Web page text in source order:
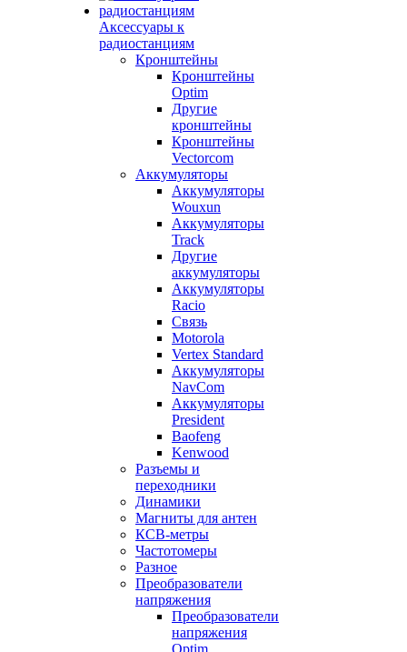
Аксессуары к
радиостанциям
Кронштейны
Кронштейны
Optim
Другие
кронштейны
Кронштейны
Vectorcom
Аккумуляторы
Аккумуляторы
Wouxun
Аккумуляторы
Track
Другие
аккумуляторы
Аккумуляторы
Racio
Связь
Motorola
Vertex Standard
Аккумуляторы
NavCom
Аккумуляторы
President
Baofeng
Kenwood
Разъемы и
переходники
Динамики
Магниты для антен
КСВ-метры
Частотомеры
Разное
Преобразователи
напряжения
Преобразователи
напряжения
Optim